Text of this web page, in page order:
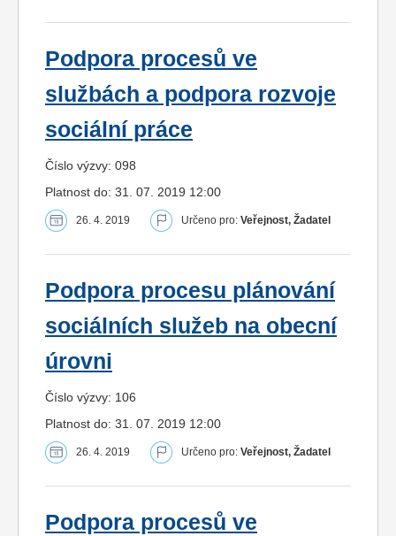
Podpora procesů ve
službách a podpora rozvoje
sociální práce
Číslo výzvy: 098
Platnost do: 31. 07. 2019 12:00
26. 4. 2019 Určeno pro: Veřejnost, Žadatel
Podpora procesu plánování
sociálních služeb na obecní
úrovni
Číslo výzvy: 106
Platnost do: 31. 07. 2019 12:00
26. 4. 2019 Určeno pro: Veřejnost, Žadatel
Podpora procesů ve